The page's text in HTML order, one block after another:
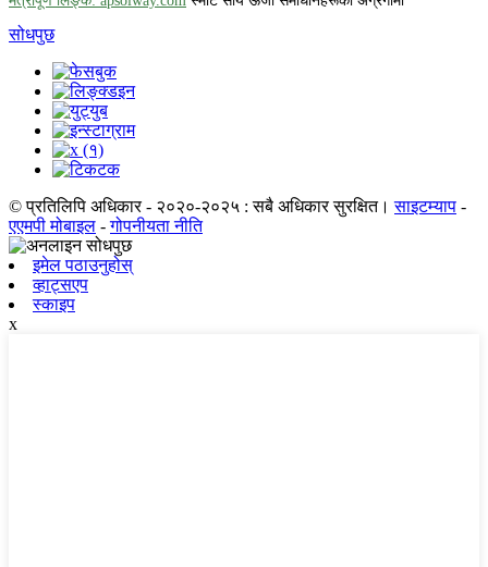
सोधपुछ
© प्रतिलिपि अधिकार - २०२०-२०२५ : सबै अधिकार सुरक्षित। साइटम्याप -
एएमपी मोबाइल -गोपनीयता नीति
इमेल पठाउनुहोस्
व्हाट्सएप
स्काइप
x